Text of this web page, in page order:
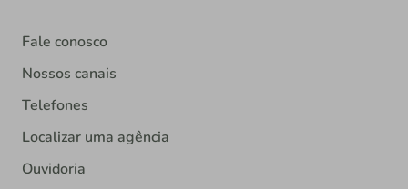
Fale conosco
Nossos canais
Telefones
Localizar uma agência
Ouvidoria